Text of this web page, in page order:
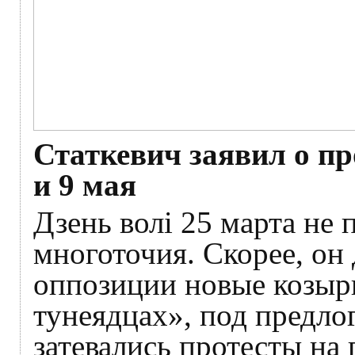
Статкевич заявил о
и 9 мая
Дзень волі 25 марта не
многоточия. Скорее, он
оппозиции новые
тунеядцах», под
затевались протесты